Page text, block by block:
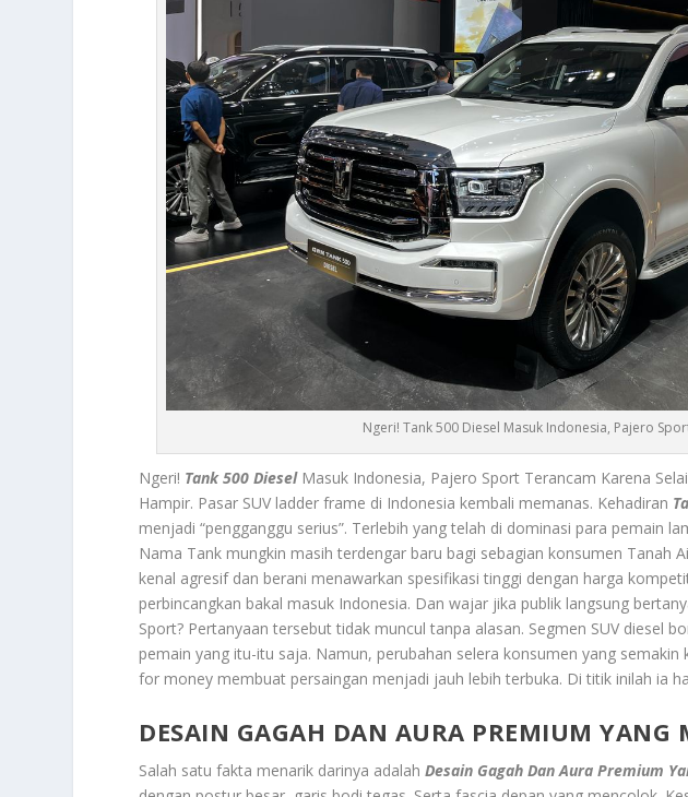
Ngeri! Tank 500 Diesel Masuk Indonesia, Pajero
Ngeri! Tank 500 DieselMasuk Indonesia, Pajero Sport Terancam Karena
Hampir. Pasar SUV ladder frame di Indonesia kembali memanas. Kehadiran
menjadi “pengganggu serius”. Terlebih yang telah di dominasi para pemain
Nama Tank mungkin masih terdengar baru bagi sebagian konsumen Tanah
kenal agresif dan berani menawarkan spesifikasi tinggi dengan harga
perbincangkan bakal masuk Indonesia. Dan wajar jika publik langsung
Sport? Pertanyaan tersebut tidak muncul tanpa alasan. Segmen SUV diesel
pemain yang itu-itu saja. Namun, perubahan selera konsumen yang
for money membuat persaingan menjadi jauh lebih terbuka. Di titik inilah ia
DESAIN GAGAH DAN AURA PREMIUM YANG
Salah satu fakta menarik darinya adalahDesain Gagah Dan Aura Premium